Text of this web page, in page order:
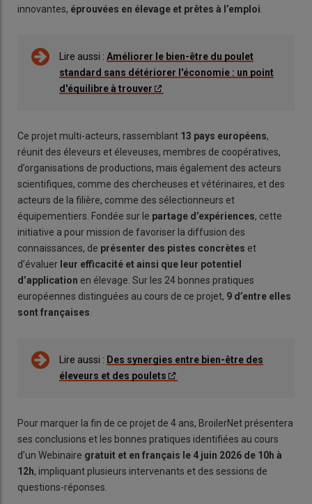
innovantes, éprouvées en élevage et prêtes à l’emploi.
Lire aussi : Améliorer le bien-être du poulet
standard sans détériorer l'économie : un point
d'équilibre à trouver
Ce projet multi-acteurs, rassemblant 13 pays européens,
réunit des éleveurs et éleveuses, membres de coopératives,
d’organisations de productions, mais également des acteurs
scientifiques, comme des chercheuses et vétérinaires, et des
acteurs de la filière, comme des sélectionneurs et
équipementiers. Fondée sur le partage d’expériences, cette
initiative a pour mission de favoriser la diffusion des
connaissances, de présenter des pistes concrètes et
d’évaluer leur efficacité et ainsi que leur potentiel
d’application en élevage. Sur les 24 bonnes pratiques
européennes distinguées au cours de ce projet, 9 d’entre elles
sont françaises.
Lire aussi : Des synergies entre bien-être des
éleveurs et des poulets
Pour marquer la fin de ce projet de 4 ans, BroilerNet présentera
ses conclusions et les bonnes pratiques identifiées au cours
d’un Webinaire gratuit et en français le 4 juin 2026 de 10h à
12h, impliquant plusieurs intervenants et des sessions de
questions-réponses.